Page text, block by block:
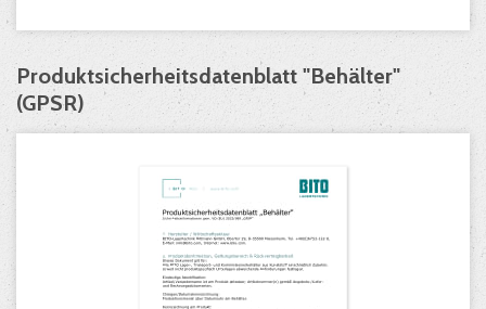
Produktsicherheitsdatenblatt "Behälter"
(GPSR)